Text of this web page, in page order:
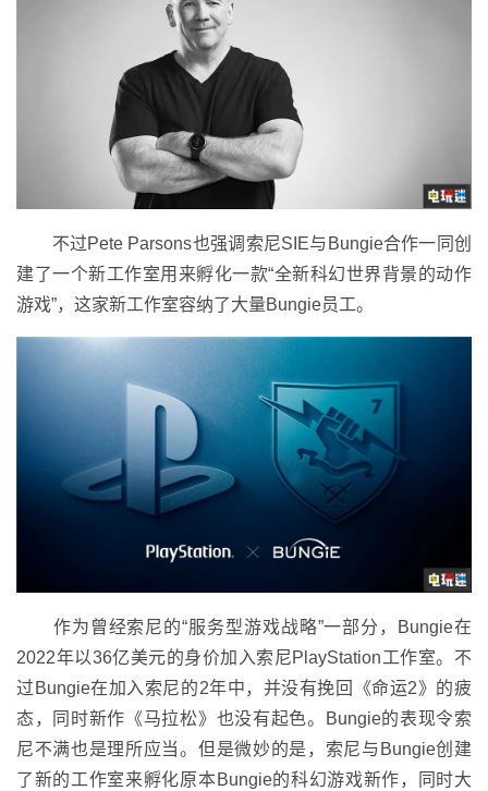
不过Pete Parsons也强调索尼SIE与Bungie合作一同创
建了一个新工作室用来孵化一款“全新科幻世界背景的动作
游戏”，这家新工作室容纳了大量Bungie员工。
作为曾经索尼的“服务型游戏战略”一部分，Bungie在
2022年以36亿美元的身价加入索尼PlayStation工作室。不
过Bungie在加入索尼的2年中，并没有挽回《命运2》的疲
态，同时新作《马拉松》也没有起色。Bungie的表现令索
尼不满也是理所应当。但是微妙的是，索尼与Bungie创建
了新的工作室来孵化原本Bungie的科幻游戏新作，同时大